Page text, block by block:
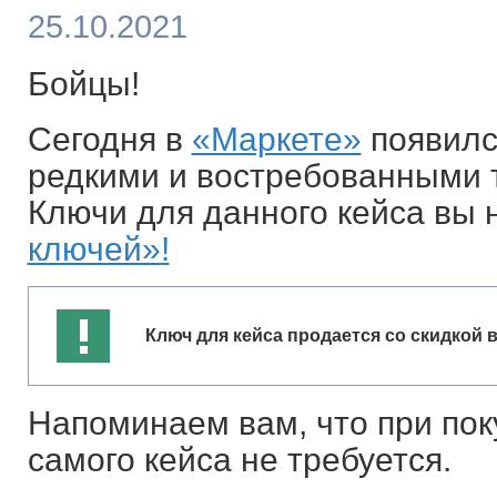
25.10.2021
Бойцы!
Сегодня в «Маркете»
редкими и
Ключи для данного кейса вы
ключей»!
Ключ для кейса продается со скидкой
Напоминаем вам, что при
самого кейса не требуется.